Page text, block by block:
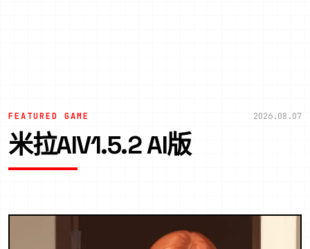
FEATURED GAME 2026.08.07
米拉AIV1.5.2 AI版